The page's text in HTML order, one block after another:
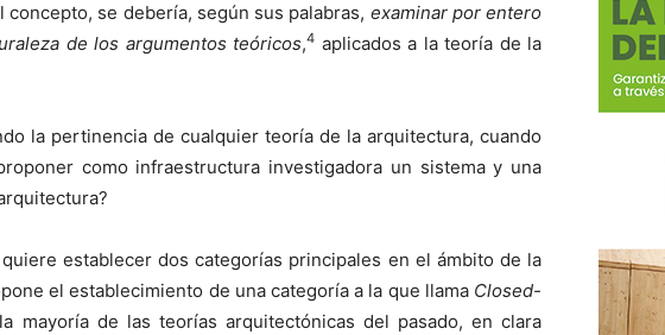
se debería, según sus palabras, examinar por entero
de los argumentos teóricos,4 aplicados a la teoría de la
la pertinencia de cualquier teoría de la arquitectura, cuando
como infraestructura investigadora un sistema y una
establecer dos categorías principales en el ámbito de la
el establecimiento de una categoría a la que llama Closed-
mayoría de las teorías arquitectónicas del pasado, en clara